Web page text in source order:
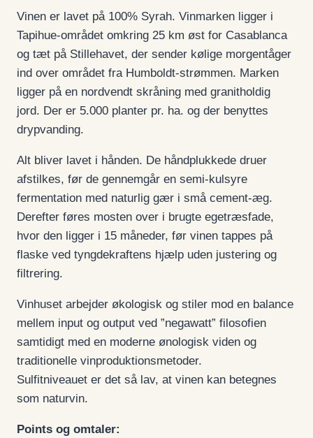
Vinen er lavet på 100% Syrah. Vinmarken ligger i
Tapihue-området omkring 25 km øst for Casablanca
og tæt på Stillehavet, der sender kølige morgentåger
ind over området fra Humboldt-strømmen. Marken
ligger på en nordvendt skråning med granitholdig
jord. Der er 5.000 planter pr. ha. og der benyttes
drypvanding.
Alt bliver lavet i hånden. De håndplukkede druer
afstilkes, før de gennemgår en semi-kulsyre
fermentation med naturlig gær i små cement-æg.
Derefter føres mosten over i brugte egetræsfade,
hvor den ligger i 15 måneder, før vinen tappes på
flaske ved tyngdekraftens hjælp uden justering og
filtrering.
Vinhuset arbejder økologisk og stiler mod en balance
mellem input og output ved ”negawatt” filosofien
samtidigt med en moderne ønologisk viden og
traditionelle vinproduktionsmetoder.
Sulfitniveauet er det så lav, at vinen kan betegnes
som naturvin.
Points og omtaler: